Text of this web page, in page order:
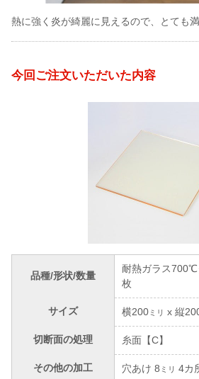
熱に強く炎が綺麗に見えるので、とても満
今回ご注文いただいた内容
品種/形状/数量
耐熱ガラス700℃
枚
サイズ 横200ミリ x 縦
切断面の処理 糸面【C】
その他の加工 穴あけ 8 ミリ 4カ